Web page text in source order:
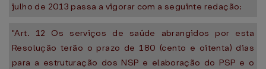
julho de 2013 passa a vigorar com a seguinte redação:
"Art. 12 Os serviços de saúde abrangidos por esta
Resolução terão o prazo de 180 (cento e oitenta) dias
para a estruturação dos NSP e elaboração do PSP e o